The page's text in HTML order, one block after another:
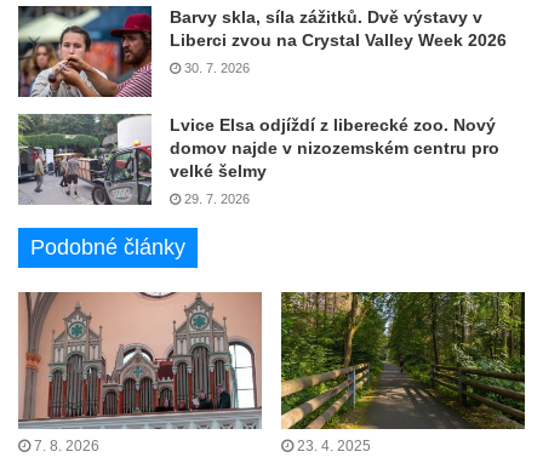
Barvy skla, síla zážitků. Dvě výstavy v
Liberci zvou na Crystal Valley Week 2026
30. 7. 2026
Lvice Elsa odjíždí z liberecké zoo. Nový
domov najde v nizozemském centru pro
velké šelmy
29. 7. 2026
Podobné články
7. 8. 2026 23. 4. 2025